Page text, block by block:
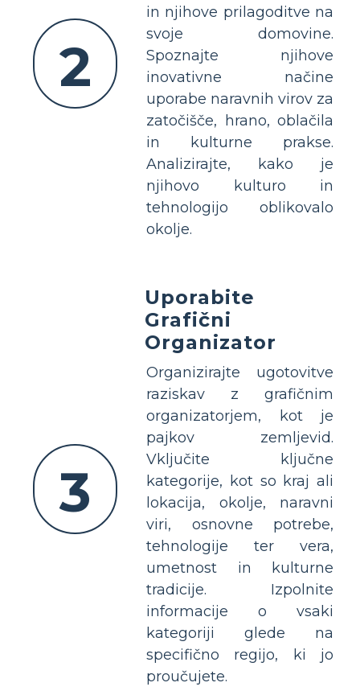
2
in njihove prilagoditve na
svoje domovine.
Spoznajte njihove
inovativne načine
uporabe naravnih virov za
zatočišče, hrano, oblačila
in kulturne prakse.
Analizirajte, kako je
njihovo kulturo in
tehnologijo oblikovalo
okolje.
3
Uporabite
Grafični
Organizator
Organizirajte ugotovitve
raziskav z grafičnim
organizatorjem, kot je
pajkov zemljevid.
Vključite ključne
kategorije, kot so kraj ali
lokacija, okolje, naravni
viri, osnovne potrebe,
tehnologije ter vera,
umetnost in kulturne
tradicije. Izpolnite
informacije o vsaki
kategoriji glede na
specifično regijo, ki jo
proučujete.